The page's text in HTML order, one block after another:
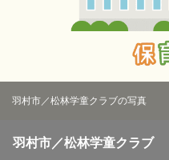
羽村市／松林学童クラブの写真
羽村市／松林学童クラブ